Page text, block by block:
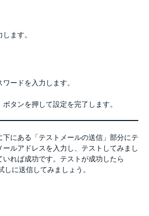
ます。
ードを入力します。
タンを押して設定を完了します。
下にある「テストメールの送信」部分にテ
ルアドレスを入力し、テストしてみまし
いれば成功です。テストが成功したら
に送信してみましょう。